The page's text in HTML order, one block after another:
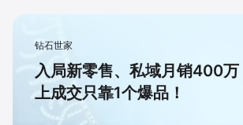
钻石世家
入局新零售、私域月销400
上成交只靠1个爆品！